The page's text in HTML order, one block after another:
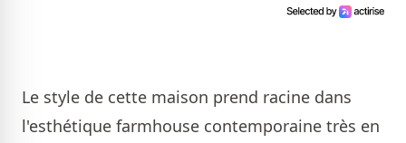
Le style de cette maison prend racine dans
l'esthétique farmhouse contemporaine très en